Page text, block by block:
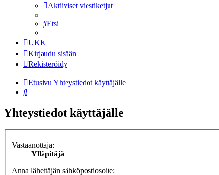
Aktiiviset viestiketjut
Etsi
UKK
Kirjaudu sisään
Rekisteröidy
EtusivuYhteystiedot käyttäjälle
Etsi
Yhteystiedot käyttäjälle
Vastaanottaja:
Ylläpitäjä
Anna lähettäjän sähköpostiosoite: